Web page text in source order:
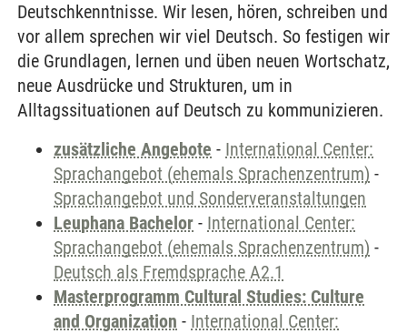
Deutschkenntnisse. Wir lesen, hören, schreiben und
vor allem sprechen wir viel Deutsch. So festigen wir
die Grundlagen, lernen und üben neuen Wortschatz,
neue Ausdrücke und Strukturen, um in
Alltagssituationen auf Deutsch zu kommunizieren.
zusätzliche Angebote - International Center:
Sprachangebot (ehemals Sprachenzentrum) -
Sprachangebot und Sonderveranstaltungen
Leuphana Bachelor - International Center:
Sprachangebot (ehemals Sprachenzentrum) -
Deutsch als Fremdsprache A2.1
Masterprogramm Cultural Studies: Culture
and Organization - International Center: